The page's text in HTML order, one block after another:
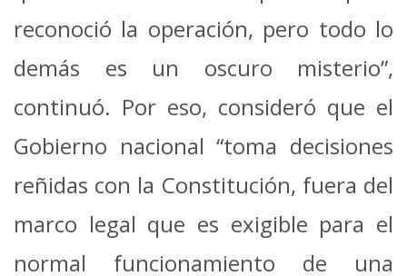
reconoció la operación, pero todo lo
demás es un oscuro misterio”,
continuó. Por eso, consideró que el
Gobierno nacional “toma decisiones
reñidas con la Constitución, fuera del
marco legal que es exigible para el
normal funcionamiento de una